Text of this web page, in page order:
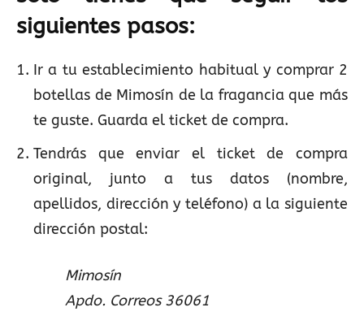
siguientes pasos:
Ir a tu establecimiento habitual y comprar 2
botellas de Mimosín de la fragancia que más
te guste. Guarda el ticket de compra.
Tendrás que enviar el ticket de compra
original, junto a tus datos (nombre,
apellidos, dirección y teléfono) a la siguiente
dirección postal:
Mimosín
Apdo. Correos 36061